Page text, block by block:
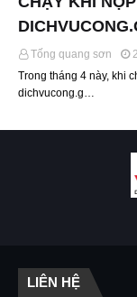
Tống quang sơn
Trong tháng 4 này, khi
dichvucong.g…
LIÊN HỆ